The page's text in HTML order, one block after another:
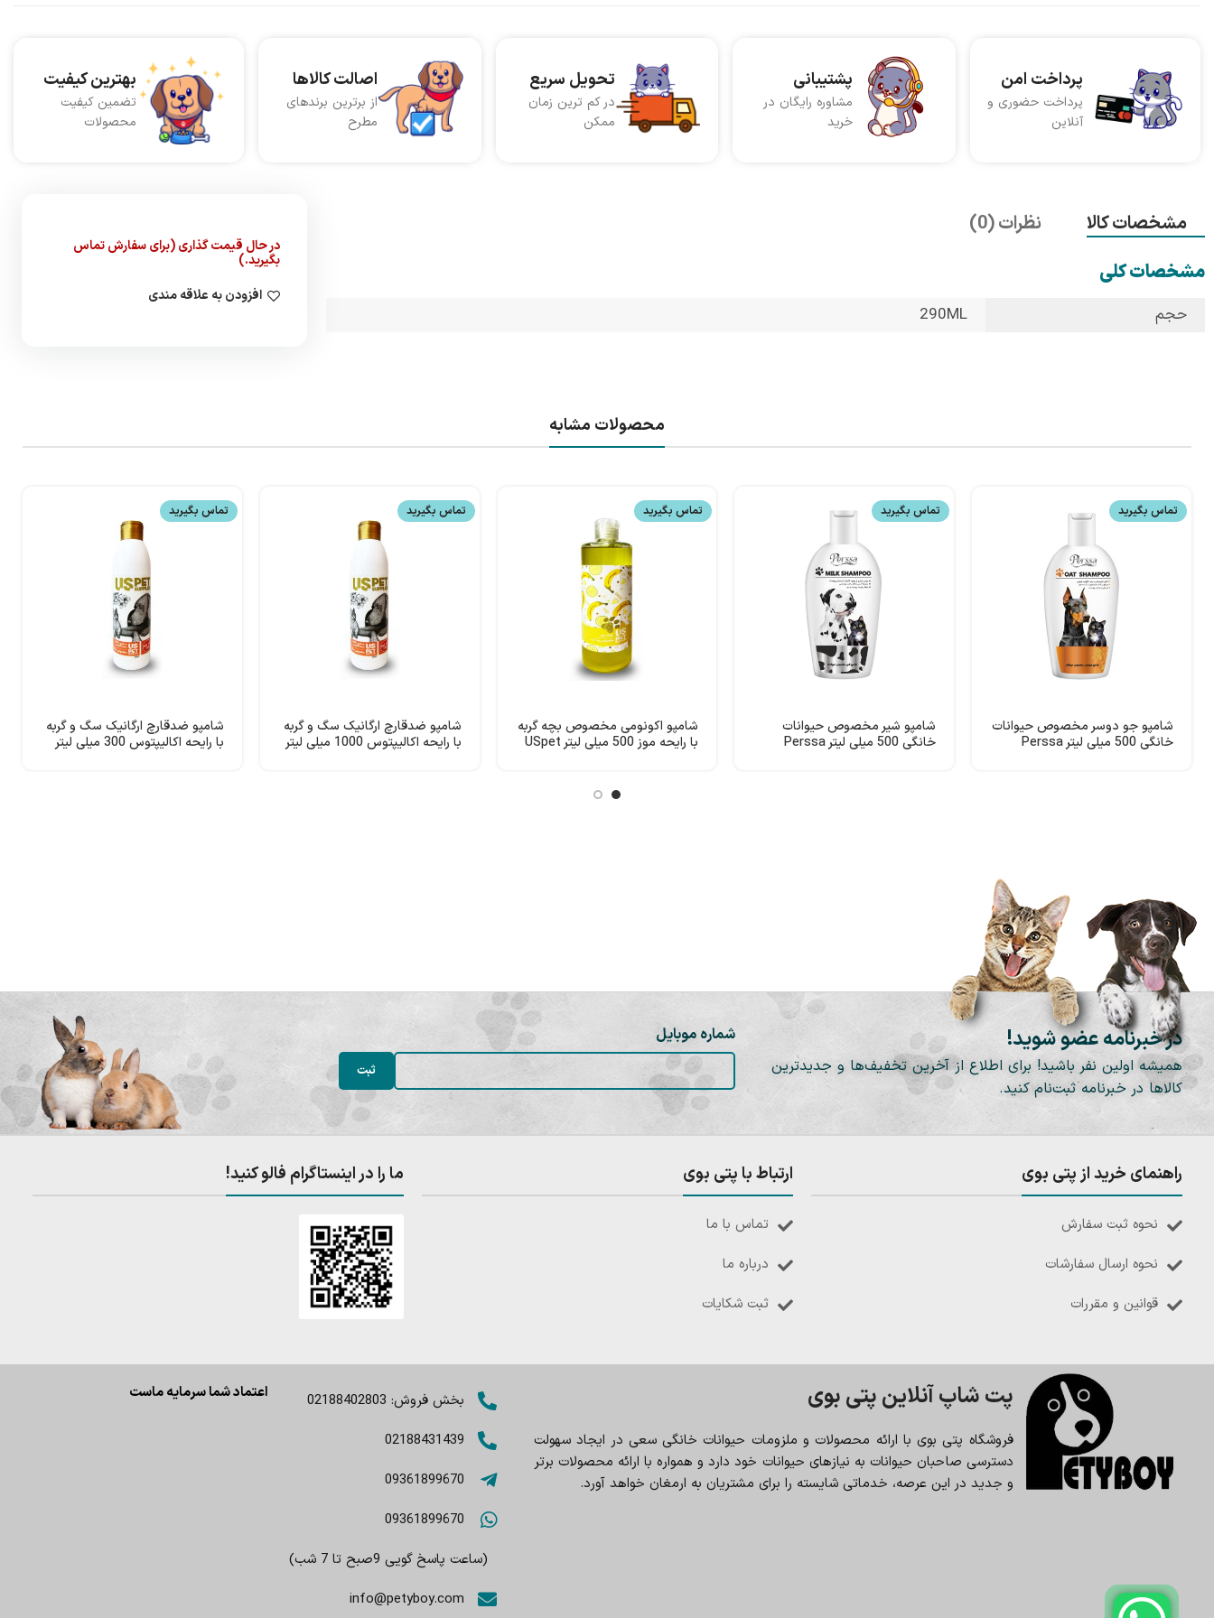
پرداخت امن
پرداخت حضوری و
آنلاین
پشتیبانی
مشاوره رایگان در
خرید
تحویل سریع
در کم ترین زمان
ممکن
اصالت کالاها
از برترین برندهای
مطرح
بهترین کیفیت
تضمین کیفیت
محصولات
مشخصات کالا
نظرات (0)
مشخصات کلی
حجم 290ML
در حال قیمت گذاری (برای سفارش تماس
بگیرید.)
افزودن به علاقه مندی
محصولات مشابه
تماس بگیرید
شامپو جو دوسر مخصوص حیوانات
خانگی 500 میلی لیتر Perssa
تماس بگیرید
شامپو شیر مخصوص حیوانات
خانگی 500 میلی لیتر Perssa
تماس بگیرید
شامپو اکونومی مخصوص بچه گربه
با رایحه موز 500 میلی لیتر USpet
تماس بگیرید
شامپو ضدقارچ ارگانیک سگ و گربه
با رایحه اکالیپتوس 1000 میلی لیتر
تماس بگیرید
شامپو ضدقارچ ارگانیک سگ و گربه
با رایحه اکالیپتوس 300 میلی لیتر
در خبرنامه عضو شوید!
همیشه اولین نفر باشید! برای اطلاع از آخرین تخفیف‌ها و جدیدترین
کالاها در خبرنامه ثبت‌نام کنید.
شماره موبایل
راهنمای خرید از پتی بوی
نحوه ثبت سفارش
نحوه ارسال سفارشات
قوانین و مقررات
ارتباط با پتی بوی
تماس با ما
درباره ما
ثبت شکایات
ما را در اینستاگرام فالو کنید!
پت شاپ آنلاین پتی بوی
فروشگاه پتی بوی با ارائه محصولات و ملزومات حیوانات خانگی سعی در ایجاد سهولت
دسترسی صاحبان حیوانات به نیازهای حیوانات خود دارد و همواره با ارائه محصولات برتر
و جدید در این عرصه، خدماتی شایسته را برای مشتریان به ارمغان خواهد آورد.
بخش فروش: 02188402803
02188431439
09361899670
09361899670
(ساعت پاسخ گویی 9صبح تا 7 شب)
info@petyboy.com
اعتماد شما سرمایه ماست